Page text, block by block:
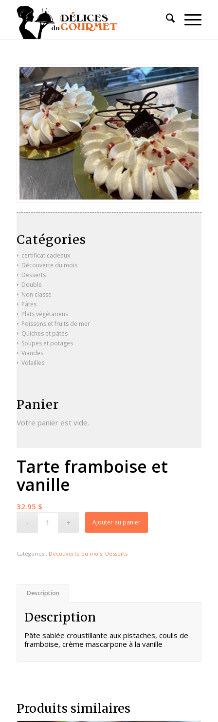
Catégories
certificat cadeaux
Découverte du mois
Desserts
Double
Non classé
Pâtes
Plats végétariens
Poissons et fruits de mer
Quiches et pâtés
Soupes et potages
Viandes
Volailles
Panier
Votre panier est vide.
Tarte framboise et
vanille
32.95 $
Ajouter au panier
Catégories : Découverte du mois, Desserts
Description
Description
Pâte sablée croustillante aux pistaches, coulis de
framboise, crème mascarpone à la vanille
Produits similaires